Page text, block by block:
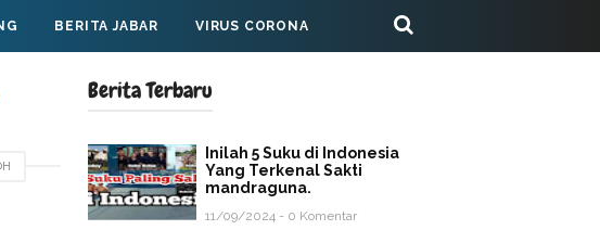
BERITA JABAR VIRUS CORONA
Berita Terbaru
Inilah 5 Suku di Indonesia
Yang Terkenal Sakti
mandraguna.
11/09/2024 - 0 Komentar